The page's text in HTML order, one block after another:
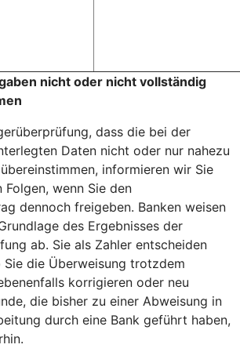
nicht oder nicht vollständig
dass die bei der
Daten nicht oder nur nahezu
informieren wir Sie
wenn Sie den
dennoch freigeben. Banken weisen
des Ergebnisses der
ab. Sie als Zahler entscheiden
die Überweisung trotzdem
korrigieren oder neu
die bisher zu einer Abweisung in
durch eine Bank geführt haben,